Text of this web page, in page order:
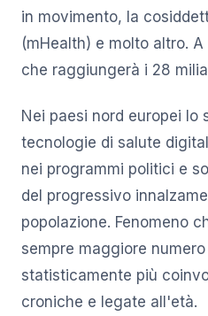
in movimento, la
(mHealth) e molto altro.
che raggiungerà i 28
Nei paesi nord europei lo
tecnologie di salute
nei programmi politici e
del progressivo
popolazione. Fenomeno
sempre maggiore
statisticamente più
croniche e legate all'età.